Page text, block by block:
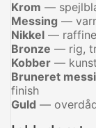
Krom —
Messing —
Nikkel —
Bronze — rig,
Kobber —
Bruneret
finish
Guld —